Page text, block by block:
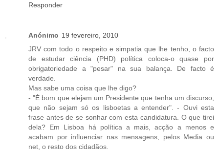
Responder
Anónimo 19 fevereiro, 2010
JRV com todo o respeito e simpatia que lhe tenho, o facto
de estudar ciência (PHD) política coloca-o quase por
obrigatoriedade a "pesar" na sua balança. De facto é
verdade.
Mas sabe uma coisa que lhe digo?
- "É bom que elejam um Presidente que tenha um discurso,
que não sejam só os lisboetas a entender". - Ouvi esta
frase antes de se sonhar com esta candidatura. O que tirei
dela? Em Lisboa há política a mais, acção a menos e
acabam por influenciar nas mensagens, pelos Media ou
net, o resto dos cidadãos.